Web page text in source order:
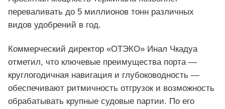
переваливать до 5 миллионов тонн различных
видов удобрений в год.
Коммерческий директор «ОТЭКО» Инал Чкадуа
отметил, что ключевые преимущества порта —
круглогодичная навигация и глубоководность —
обеспечивают ритмичность отгрузок и возможность
обрабатывать крупные судовые партии. По его